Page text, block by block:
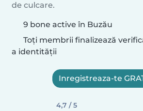
de culcare.
9 bone active în Buzău
Toți membrii finalizează
a identității
Inregistreaza-te
4,7 / 5